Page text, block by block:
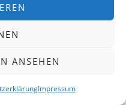
ANSEHEN
Impressum